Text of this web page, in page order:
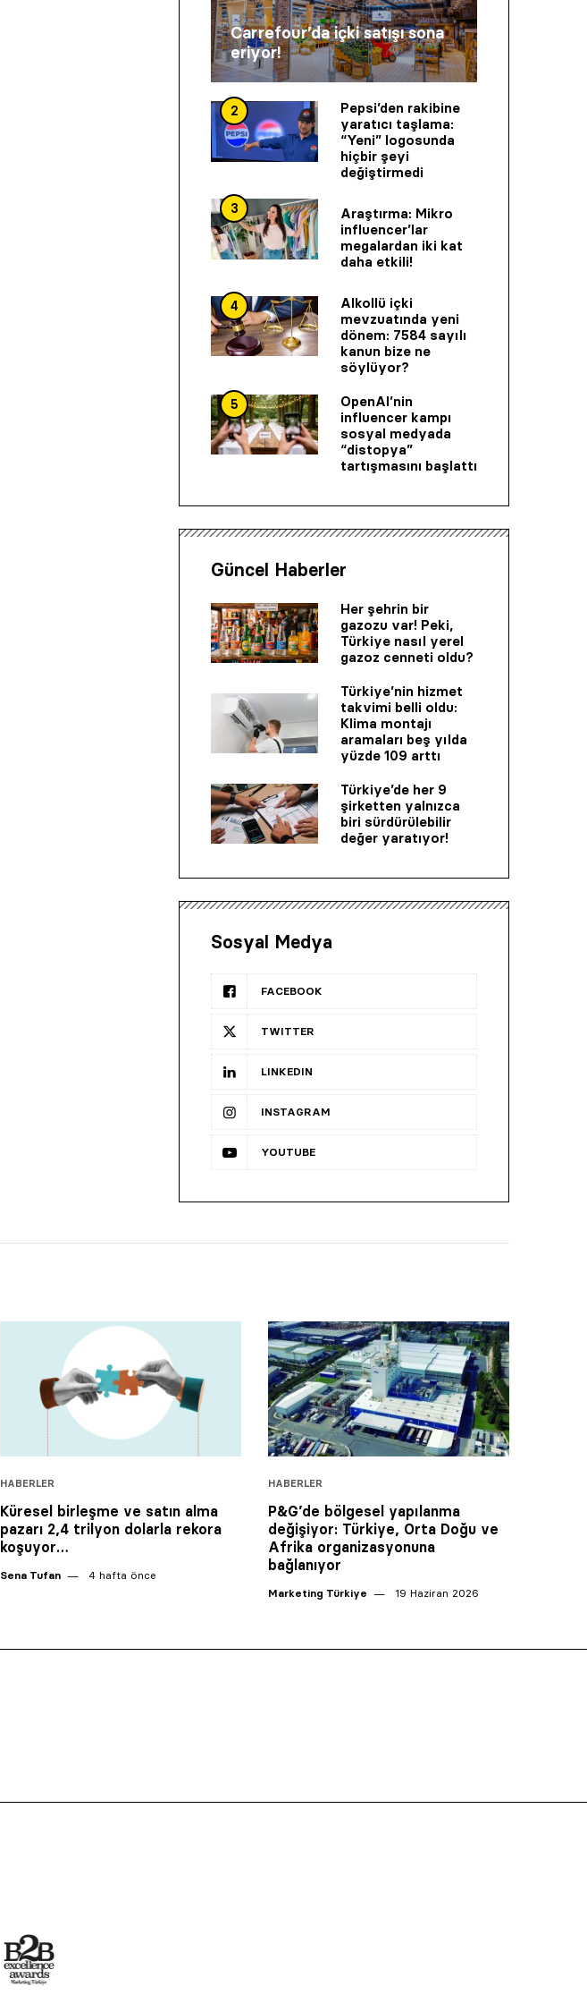
Carrefour’da içki satışı sona
eriyor!
2
Pepsi’den rakibine
yaratıcı taşlama:
“Yeni” logosunda
hiçbir şeyi
değiştirmedi
3
Araştırma: Mikro
influencer’lar
megalardan iki kat
daha etkili!
4
Alkollü içki
mevzuatında yeni
dönem: 7584 sayılı
kanun bize ne
söylüyor?
5
OpenAI’nin
influencer kampı
sosyal medyada
“distopya”
tartışmasını başlattı
Güncel Haberler
Her şehrin bir
gazozu var! Peki,
Türkiye nasıl yerel
gazoz cenneti oldu?
Türkiye’nin hizmet
takvimi belli oldu:
Klima montajı
aramaları beş yılda
yüzde 109 arttı
Türkiye’de her 9
şirketten yalnızca
biri sürdürülebilir
değer yaratıyor!
Sosyal Medya
FACEBOOK
TWITTER
LINKEDIN
INSTAGRAM
YOUTUBE
HABERLER
Küresel birleşme ve satın alma
pazarı 2,4 trilyon dolarla rekora
koşuyor…
Sena Tufan 4 hafta önce
HABERLER
P&G’de bölgesel yapılanma
değişiyor: Türkiye, Orta Doğu ve
Afrika organizasyonuna
bağlanıyor
Marketing Türkiye 19 Haziran 2026